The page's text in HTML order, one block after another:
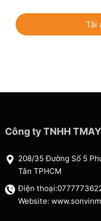
Tải
Công ty TNHH
208/35 Đường Số 5
Tân TPHCM
Điện
Website: